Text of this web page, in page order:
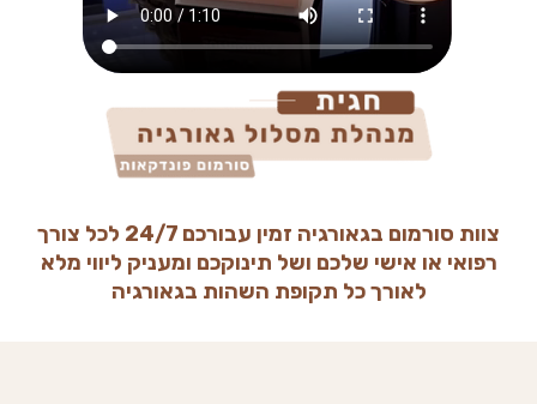
צוות סורמום בגאורגיה זמין עבורכם 24/7 לכל צורך
רפואי או אישי שלכם ושל תינוקכם ומעניק ליווי מלא
לאורך כל תקופת השהות בגאורגיה